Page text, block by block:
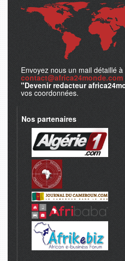
Envoyez nous un mail détaillé
contact@africa24monde.com
"Devenir redacteur
vos coordonnées.
Nos partenaires